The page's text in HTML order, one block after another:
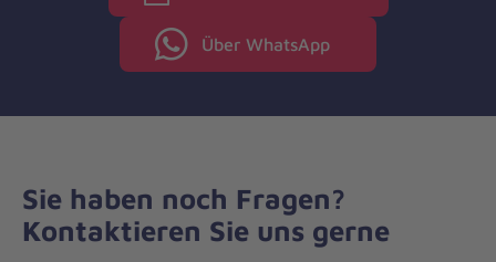
Über WhatsApp
Sie haben noch Fragen?
Kontaktieren Sie uns gerne